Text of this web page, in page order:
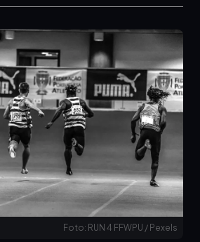
Foto: RUN 4 FFWPU / Pexels